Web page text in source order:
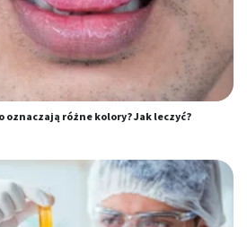
oznaczają różne kolory? Jak leczyć?